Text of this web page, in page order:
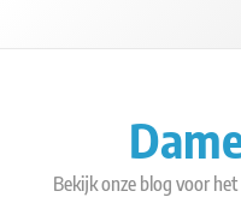
Bekijk onze blog voor